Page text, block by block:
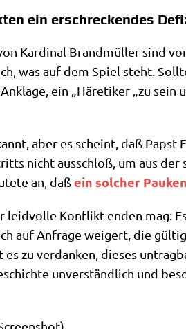
ein erschreckendes
Kar­di­nal Brand­mül­ler sind
was auf dem Spiel steht.
ein „Häre­ti­ker „zu
aber es scheint, daß
nicht aus­schloß, um aus
an, daßein sol­cher
leid­vol­le Kon­flikt enden mag:
auf Anfra­ge wei­gert, die
es zu ver­dan­ken, die­ses
unver­ständ­lich und